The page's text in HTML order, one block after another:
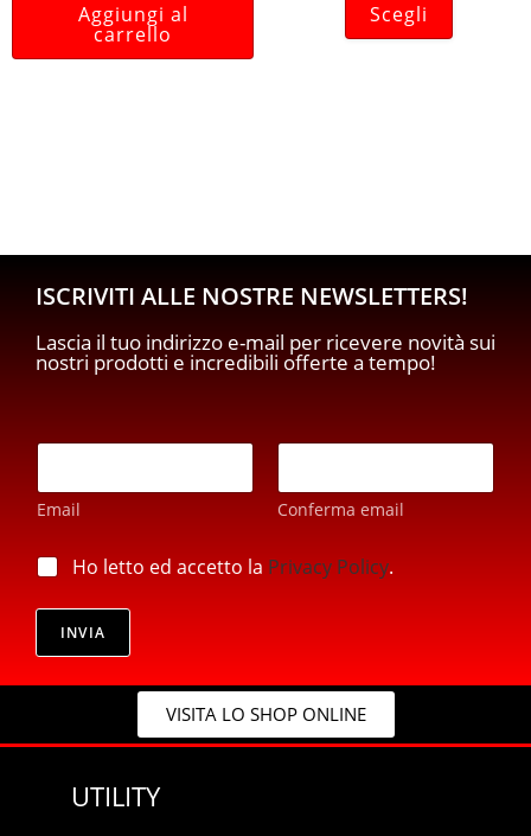
Aggiungi al
carrello
Scegli
ISCRIVITI ALLE NOSTRE NEWSLETTERS!
Lascia il tuo indirizzo e-mail per ricevere novità sui
nostri prodotti e incredibili offerte a tempo!
E
a
i
*
Email Conferma email
m
i
E
m
l
p
i
a
Ho letto ed accetto la Privacy Policy.
INVIA
VISITA LO SHOP ONLINE
UTILITY